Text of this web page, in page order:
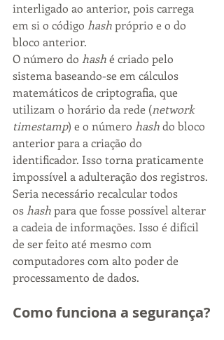
interligado ao anterior, pois carrega
em si o código hash próprio e o do
bloco anterior.
O número do hash é criado pelo
sistema baseando-se em cálculos
matemáticos de criptografia, que
utilizam o horário da rede (network
timestamp) e o número hash do bloco
anterior para a criação do
identificador. Isso torna praticamente
impossível a adulteração dos registros.
Seria necessário recalcular todos
os hash para que fosse possível alterar
a cadeia de informações. Isso é difícil
de ser feito até mesmo com
computadores com alto poder de
processamento de dados.
Como funciona a segurança?